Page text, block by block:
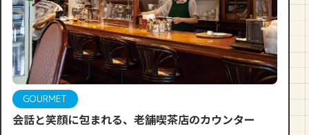
GOURMET
会話と笑顔に包まれる、老舗喫茶店のカウンター